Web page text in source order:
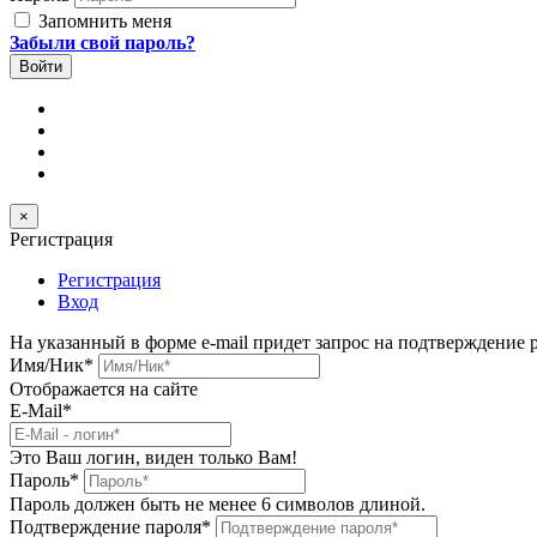
Запомнить меня
Забыли свой пароль?
×
Регистрация
Регистрация
Вход
На указанный в форме e-mail придет запрос на подтверждение
Имя/Ник*
Отображается на сайте
E-Mail*
Это Ваш логин, виден только Вам!
Пароль*
Пароль должен быть не менее 6 символов длиной.
Подтверждение пароля*